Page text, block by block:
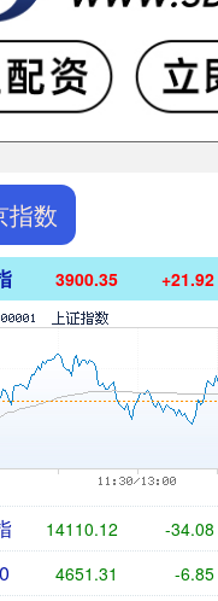
指数
3900.35 +21.92
14110.12 -34.08
4651.31 -6.85